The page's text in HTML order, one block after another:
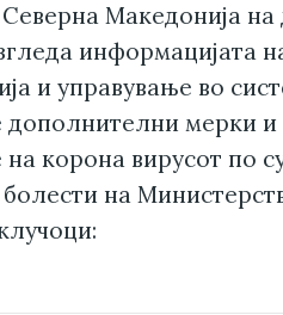
Македонија на
информацијата
и управување во
дополнителни мерки и
корона вирусот по
на